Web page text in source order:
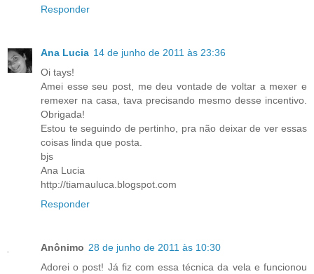
Responder
Ana Lucia 14 de junho de 2011 às 23:36
Oi tays!
Amei esse seu post, me deu vontade de voltar a mexer e
remexer na casa, tava precisando mesmo desse incentivo.
Obrigada!
Estou te seguindo de pertinho, pra não deixar de ver essas
coisas linda que posta.
bjs
Ana Lucia
http://tiamauluca.blogspot.com
Responder
Anônimo 28 de junho de 2011 às 10:30
Adorei o post! Já fiz com essa técnica da vela e funcionou